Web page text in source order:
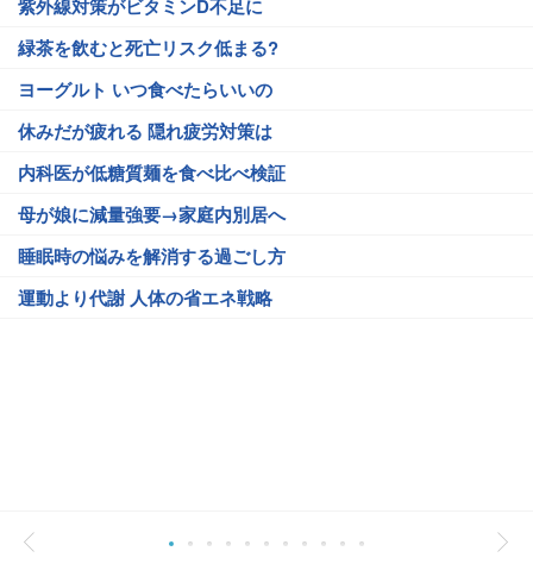
紫外線対策がビタミンD不足に
緑茶を飲むと死亡リスク低まる?
ヨーグルト いつ食べたらいいの
休みだが疲れる 隠れ疲労対策は
内科医が低糖質麺を食べ比べ検証
母が娘に減量強要→家庭内別居へ
睡眠時の悩みを解消する過ごし方
運動より代謝 人体の省エネ戦略